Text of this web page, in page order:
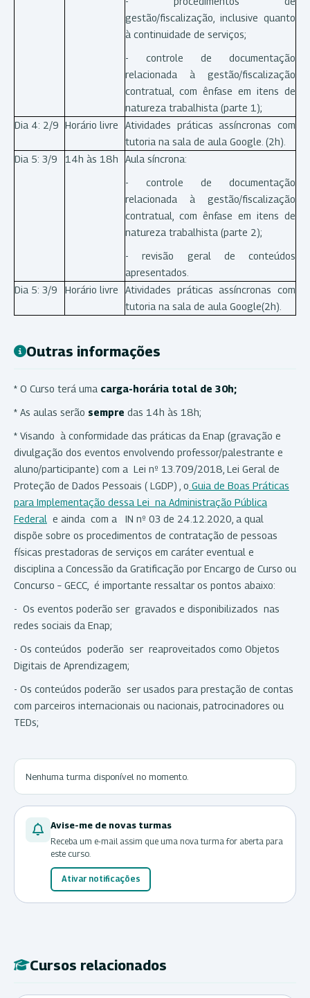
gestão/fiscalização, inclusive quanto
à continuidade de serviços;
- controle de documentação
relacionada à gestão/fiscalização
contratual, com ênfase em itens de
natureza trabalhista (parte 1);
Dia 4: 2/9 Horário livre
Atividades práticas assíncronas com
tutoria na sala de aula Google. (2h).
Dia 5: 3/9
14h às 18h
Aula síncrona:
- controle de documentação
relacionada à gestão/fiscalização
contratual, com ênfase em itens de
natureza trabalhista (parte 2);
- revisão geral de conteúdos
apresentados.
Dia 5: 3/9
Horário livre
Atividades práticas assíncronas com
tutoria na sala de aula Google(2h).
Outras informações
* O Curso terá uma carga-horária total de 30h;
* As aulas serão sempre das 14h às 18h;
* Visando à conformidade das práticas da Enap (gravação e
divulgação dos eventos envolvendo professor/palestrante e
aluno/participante) com a Lei nº 13.709/2018, Lei Geral de
Proteção de Dados Pessoais ( LGDP) , o Guia de Boas Práticas
para Implementação dessa Lei na Administração Pública
Federal e ainda com a IN nº 03 de 24.12.2020, a qual
dispõe sobre os procedimentos de contratação de pessoas
físicas prestadoras de serviços em caráter eventual e
disciplina a Concessão da Gratificação por Encargo de Curso ou
Concurso – GECC, é importante ressaltar os pontos abaixo:
- Os eventos poderão ser gravados e disponibilizados nas
redes sociais da Enap;
- Os conteúdos poderão ser reaproveitados como Objetos
Digitais de Aprendizagem;
- Os conteúdos poderão ser usados para prestação de contas
com parceiros internacionais ou nacionais, patrocinadores ou
TEDs;
Nenhuma turma disponível no momento.
Avise-me de novas turmas
Receba um e-mail assim que uma nova turma for aberta para
este curso.
Ativar notificações
Cursos relacionados